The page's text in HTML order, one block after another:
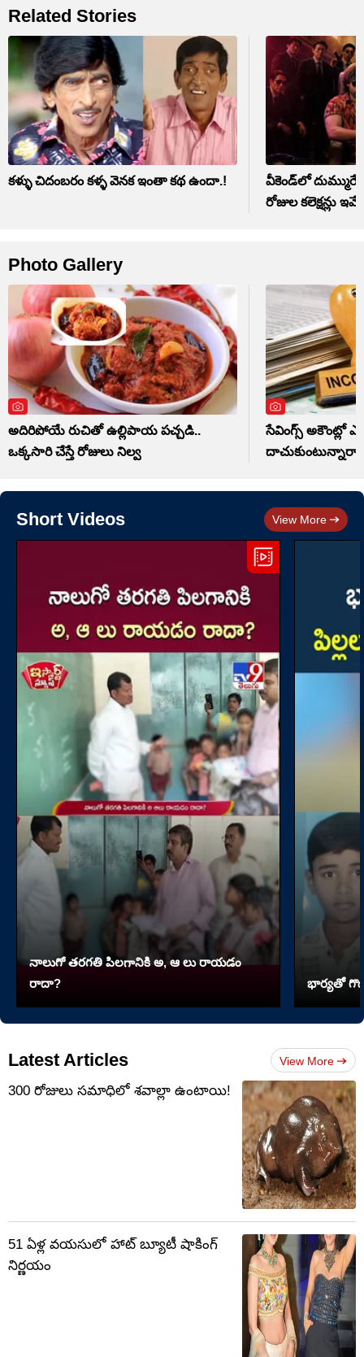
Related Stories
కళ్ళు చిదంబరం కళ్ళ వెనక ఇంతా కథ ఉందా.!
వీకెండ్‌లో
రోజుల కలెక్షన్లు ఇవే
Photo Gallery
అదిరిపోయే రుచితో ఉల్లిపాయ పచ్చడి..
ఒక్కసారి చేస్తే రోజులు నిల్వ
సేవింగ్స్ అకౌంట్లో
Short Videos View More
నాలుగో త‌ర‌గతి పిలగానికి అ, ఆ లు రాయ‌డం
రాదా?
భార్యతో
Latest Articles View More
300 రోజులు సమాధిలో శవాల్లా ఉంటాయి!
51 ఏళ్ల వయసులో హాట్ బ్యూటీ షాకింగ్
నిర్ణయం